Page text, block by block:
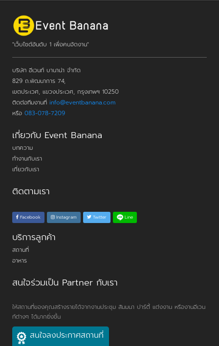
"เว็บไซต์อันดับ 1 เพื่อคนจัดงาน"
บริษัท อีเวนท์ บานาน่า จำกัด
829 ถ.พัฒนาการ 74,
เขตประเวศ, แขวงประเวศ, กรุงเทพฯ 10250
ติดต่อทีมงานที่ info@eventbanana.com
หรือ 083-078-7209
เกี่ยวกับ Event Banana
บทความ
ทำงานกับเรา
เกี่ยวกับเรา
ติดตามเรา
Facebook Instagram Twitter Line
บริการลูกค้า
สถานที่
อาหาร
สนใจร่วมเป็น Partner กับเรา
ให้สถานที่ของคุณสร้างรายได้จากงานประชุม สัมมนา ปาร์ตี้ แต่งงาน หรืองานอีเวน
ท์ต่างๆ ได้มากยิ่งขึ้น
สนใจลงประกาศสถานที่